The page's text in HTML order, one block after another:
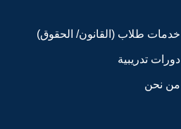
خدمات طلاب (القانون/ الحقوق)
دورات تدريبية
من نحن